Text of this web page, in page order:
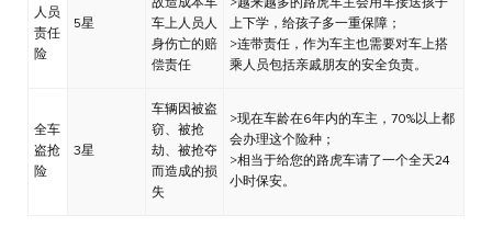
人员
责任
险
5星
故造成本车
车上人员人
身伤亡的赔
偿责任
>越来越多的路虎车主会用车接送孩子
上下学，给孩子多一重保障；
>连带责任，作为车主也需要对车上搭
乘人员包括亲戚朋友的安全负责。
全车
盗抢
险
3星
车辆因被盗
窃、被抢
劫、被抢夺
而造成的损
失
>现在车龄在6年内的车主，70%以上都
会办理这个险种；
>相当于给您的路虎车请了一个全天24
小时保安。